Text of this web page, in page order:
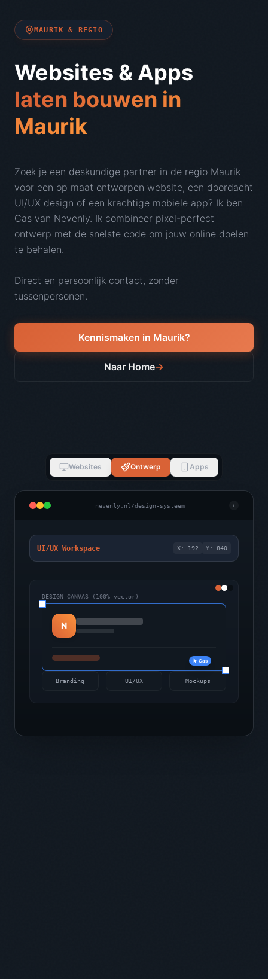
MAURIK & REGIO
Websites & Apps
laten bouwen in
Maurik
Zoek je een deskundige partner in de regio Maurik
voor een op maat ontworpen website, een doordacht
UI/UX design of een krachtige mobiele app? Ik ben
Cas van Nevenly. Ik combineer pixel-perfect
ontwerp met de snelste code om jouw online doelen
te behalen.
Direct en persoonlijk contact, zonder
tussenpersonen.
Kennismaken in Maurik?
Naar Home→
Websites Ontwerp Apps
nevenly.nl/design-systeem i
UI/UX Workspace X: 192 Y: 840
DESIGN CANVAS (100% vector)
N
Cas
Branding UI/UX Mockups